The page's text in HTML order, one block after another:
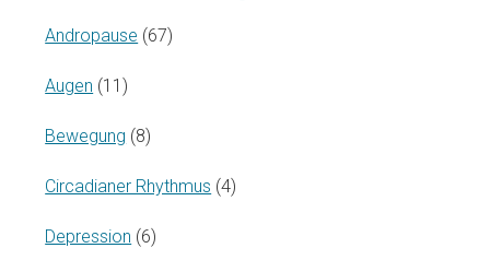
Andropause (67)
Augen (11)
Bewegung (8)
Circadianer Rhythmus (4)
Depression (6)